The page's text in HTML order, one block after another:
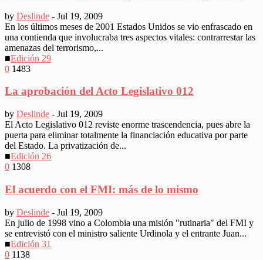
by Deslinde - Jul 19, 2009
En los últimos meses de 2001 Estados Unidos se vio enfrascado en
una contienda que involucraba tres aspectos vitales: contrarrestar las
amenazas del terrorismo,...
■Edición 29
0 1483
La aprobación del Acto Legislativo 012
by Deslinde - Jul 19, 2009
El Acto Legislativo 012 reviste enorme trascendencia, pues abre la
puerta para eliminar totalmente la financiación educativa por parte
del Estado. La privatización de...
■Edición 26
0 1308
El acuerdo con el FMI: más de lo mismo
by Deslinde - Jul 19, 2009
En julio de 1998 vino a Colombia una misión "rutinaria" del FMI y
se entrevistó con el ministro saliente Urdinola y el entrante Juan...
■Edición 31
0 1138